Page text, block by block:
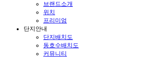
브랜드소개
위치
프리미엄
단지안내
단지배치도
동호수배치도
커뮤니티